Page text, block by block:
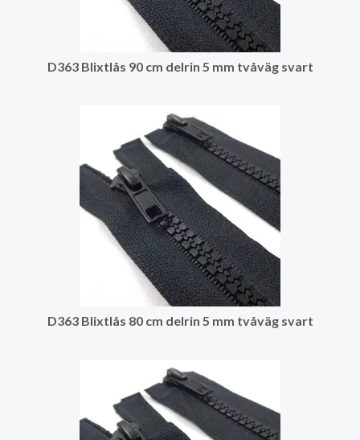
D363 Blixtlås 90 cm delrin 5 mm tvåväg svart
D363 Blixtlås 80 cm delrin 5 mm tvåväg svart